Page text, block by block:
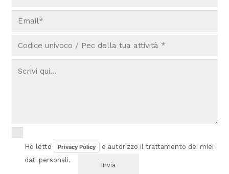
Ho letto Privacy Policy
e autorizzo il trattamento dei miei
dati personali.